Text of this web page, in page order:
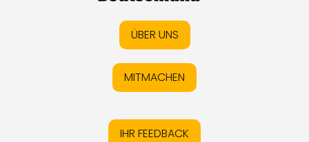
ÜBER UNS
MITMACHEN
IHR FEEDBACK